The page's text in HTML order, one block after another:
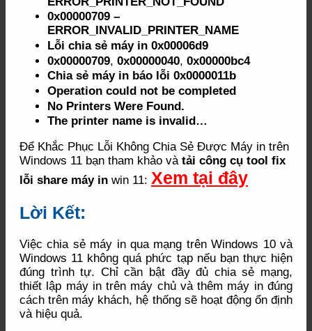
0x00000709 –
ERROR_INVALID_PRINTER_NAME
Lỗi chia sẻ máy in 0x00006d9
0x00000709, 0x00000040, 0x00000bc4
Chia sẻ máy in báo lỗi 0x0000011b
Operation could not be completed
No Printers Were Found.
The printer name is invalid…
Để Khắc Phục Lỗi Không Chia Sẻ Được Máy in trên
Windows 11 bạn tham khảo và tải công cụ tool fix
lỗi share máy in win 11: Xem tại đây
Lời Kết:
Việc chia sẻ máy in qua mạng trên Windows 10 và
Windows 11 không quá phức tạp nếu bạn thực hiện
đúng trình tự. Chỉ cần bật đầy đủ chia sẻ mạng,
thiết lập máy in trên máy chủ và thêm máy in đúng
cách trên máy khách, hệ thống sẽ hoạt động ổn định
và hiệu quả.